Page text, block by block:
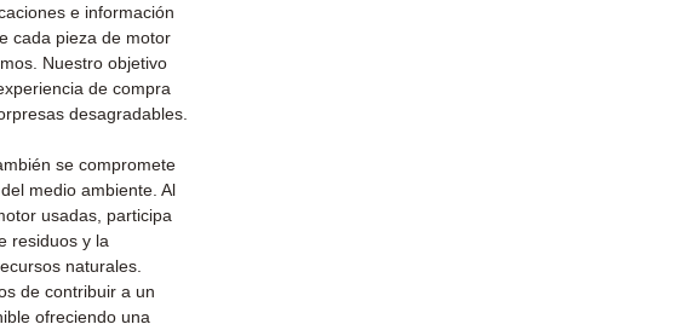
e información
cada pieza de motor
Nuestro objetivo
de compra
desagradables.
se compromete
medio ambiente. Al
usadas, participa
residuos y la
naturales.
de contribuir a un
ofreciendo una